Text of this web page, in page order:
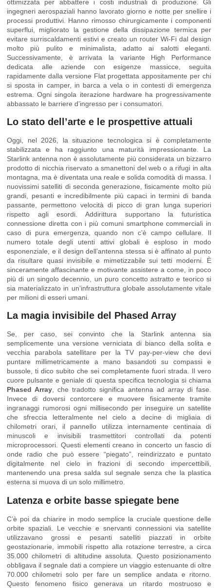
ottimizzata per abbattere i costi industriali di produzione. Gli
ingegneri aerospaziali hanno lavorato giorno e notte per snellire i
processi produttivi. Hanno rimosso chirurgicamente i componenti
superflui, migliorato la gestione della dissipazione termica per
evitare surriscaldamenti estivi e creato un router Wi-Fi dal design
molto più pulito e minimalista, adatto ai salotti eleganti.
Successivamente, è arrivata la variante High Performance
dedicata alle aziende con esigenze massicce, seguita
rapidamente dalla versione Flat progettata appositamente per chi
si sposta in camper, in barca a vela o in contesti di emergenza
estrema. Ogni singola iterazione hardware ha progressivamente
abbassato le barriere d’ingresso per i consumatori.
Lo stato dell’arte e le prospettive attuali
Oggi, nel 2026, la situazione tecnologica si è completamente
stabilizzata e ha raggiunto una maturità impressionante. La
Starlink antenna non è assolutamente più considerata un bizzarro
prodotto di nicchia riservato a smanettoni del web o a rifugi in alta
montagna, ma è diventata una reale e solida comodità di massa. I
nuovissimi satelliti di seconda generazione, fisicamente molto più
grandi, pesanti e incredibilmente più capaci in termini di banda
passante, permettono velocità di picco di gran lunga superiori
rispetto agli esordi. Addirittura supportano la futuristica
connessione diretta con i più comuni smartphone commerciali in
caso di pura emergenza, quando non c’è campo cellulare. Il
numero totale degli utenti attivi globali è esploso in modo
esponenziale, e il design dell’antenna stessa si è affinato al punto
da risultare quasi invisibile e mimetizzabile sui tetti moderni. È
sinceramente affascinante e motivante assistere a come, in poco
più di un singolo decennio, un puro concetto astratto e teorico si
sia materializzato in un’infrastruttura globale assolutamente vitale
per milioni di esseri umani.
La magia invisibile del Phased Array
Se, per caso, sei convinto che la Starlink antenna sia
semplicemente una versione verniciata di bianco della solita e
vecchia parabola satellitare per la TV pay-per-view che devi
puntare millimetricamente a mano basandoti su compassi e
bussole, ti dico subito che sei completamente fuori strada. Il vero
cuore pulsante e geniale di questa specifica tecnologia si chiama
Phased Array, che tradotto significa antenna ad array di fase.
Invece di doversi contorcere e muovere fisicamente tramite
ingranaggi rumorosi ogni millisecondo per inseguire un satellite
che sfreccia letteralmente nel cielo a decine di migliaia di
chilometri orari, il pannello utilizza internamente centinaia di
minuscoli e invisibili trasmettitori controllati da potenti
microprocessori. Questi elementi creano in concerto un fascio di
onde radio che può essere “piegato”, reindirizzato e puntato
digitalmente nel cielo in frazioni di secondo impercettibili,
mantenendo una presa salda sul segnale senza che la plastica
esterna si muova di un solo millimetro.
Latenza e orbite basse spiegate bene
C’è poi da chiarire in modo semplice la cruciale questione delle
orbite spaziali. Le vecchie e snervanti connessioni via satellite
utilizzavano grossi e pesanti satelliti piazzati in orbite
geostazionarie, immobili rispetto alla rotazione terrestre, a circa
35.000 chilometri di altitudine assoluta. Questo posizionamento
obbligava il segnale dati a compiere un viaggio estenuante di oltre
70.000 chilometri solo per fare un semplice andata e ritorno.
Questo fenomeno fisico generava un ritardo mostruoso e